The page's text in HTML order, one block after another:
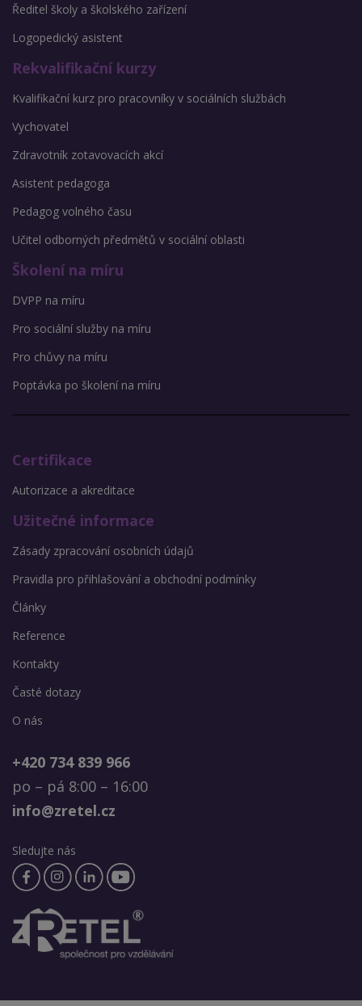
Ředitel školy a školského zařízení
Logopedický asistent
Rekvalifikační kurzy
Kvalifikační kurz pro pracovníky v sociálních službách
Vychovatel
Zdravotník zotavovacích akcí
Asistent pedagoga
Pedagog volného času
Učitel odborných předmětů v sociální oblasti
Školení na míru
DVPP na míru
Pro sociální služby na míru
Pro chůvy na míru
Poptávka po školení na míru
Certifikace
Autorizace a akreditace
Užitečné informace
Zásady zpracování osobních údajů
Pravidla pro přihlašování a obchodní podmínky
Články
Reference
Kontakty
Časté dotazy
O nás
+420 734 839 966
po – pá 8:00 – 16:00
info@zretel.cz
Sledujte nás